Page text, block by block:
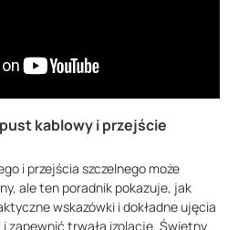
kablowy i przejście
i przejścia szczelnego może
ale ten poradnik pokazuje, jak
wskazówki i dokładne ujęcia
zapewnić trwałą izolację. Świetny